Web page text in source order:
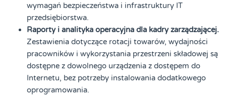
wymagań bezpieczeństwa i infrastruktury IT
przedsiębiorstwa.
Raporty i analityka operacyjna dla kadry zarządzającej.
Zestawienia dotyczące rotacji towarów, wydajności
pracowników i wykorzystania przestrzeni składowej są
dostępne z dowolnego urządzenia z dostępem do
Internetu, bez potrzeby instalowania dodatkowego
oprogramowania.